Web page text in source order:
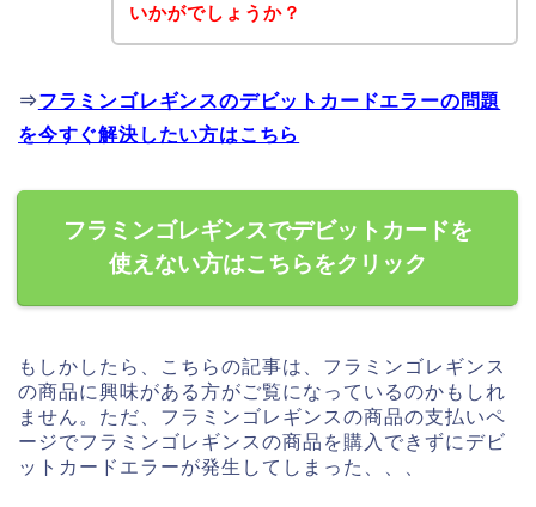
いかがでしょうか？
⇒フラミンゴレギンスのデビットカードエラーの問題
を今すぐ解決したい方はこちら
フラミンゴレギンスでデビットカードを
使えない方はこちらをクリック
もしかしたら、こちらの記事は、フラミンゴレギンス
の商品に興味がある方がご覧になっているのかもしれ
ません。ただ、フラミンゴレギンスの商品の支払いペ
ージでフラミンゴレギンスの商品を購入できずにデビ
ットカードエラーが発生してしまった、、、